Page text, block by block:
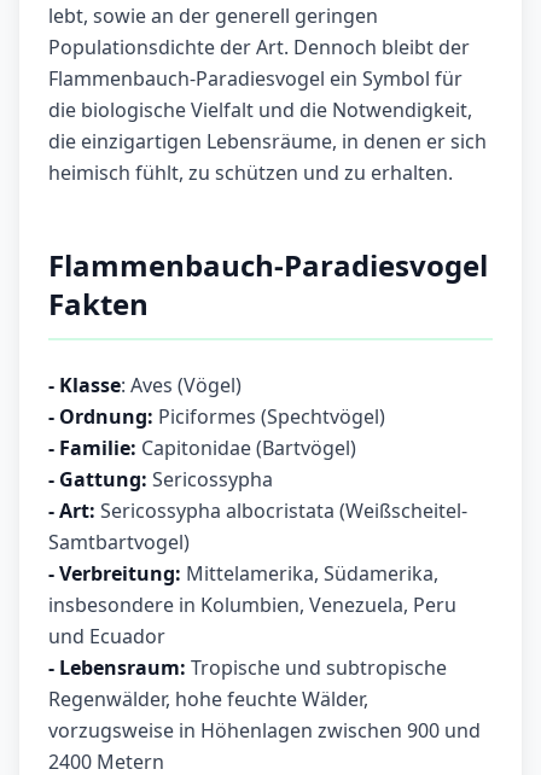
lebt, sowie an der generell geringen
Populationsdichte der Art. Dennoch bleibt der
Flammenbauch-Paradiesvogel ein Symbol für
die biologische Vielfalt und die Notwendigkeit,
die einzigartigen Lebensräume, in denen er sich
heimisch fühlt, zu schützen und zu erhalten.
Flammenbauch-Paradiesvogel
Fakten
- Klasse: Aves (Vögel)
- Ordnung: Piciformes (Spechtvögel)
- Familie: Capitonidae (Bartvögel)
- Gattung: Sericossypha
- Art: Sericossypha albocristata (Weißscheitel-
Samtbartvogel)
- Verbreitung: Mittelamerika, Südamerika,
insbesondere in Kolumbien, Venezuela, Peru
und Ecuador
- Lebensraum: Tropische und subtropische
Regenwälder, hohe feuchte Wälder,
vorzugsweise in Höhenlagen zwischen 900 und
2400 Metern